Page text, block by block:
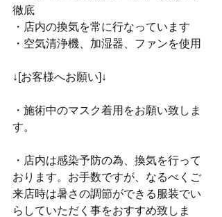
徹底
・店内の換気を常に行なっています
・空気清浄機、加湿器、ファンを使用
↓[お客様へお願い]↓
・施術中のマスク着用をお願い致しま
す。
・店内は感染予防の為、換気を行って
おります。お手数ですが、なるべくご
来店時は暑さの調節ができる服装でい
らしていただく事をおすすめ致しま